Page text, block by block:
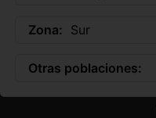
Zona: Sur
Otras poblaciones: